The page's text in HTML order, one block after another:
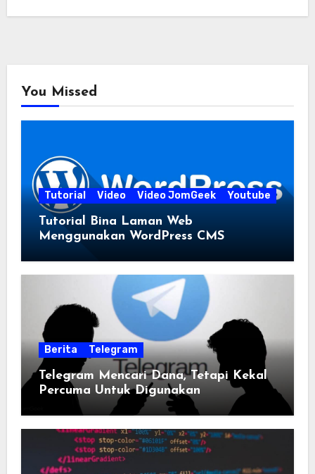
You Missed
Tutorial Video Video JomGeek Youtube
Tutorial Bina Laman Web
Menggunakan WordPress CMS
Berita Telegram
Telegram Mencari Dana, Tetapi Kekal
Percuma Untuk Digunakan